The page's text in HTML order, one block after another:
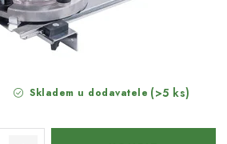
Skladem u dodavatele (>5 ks)